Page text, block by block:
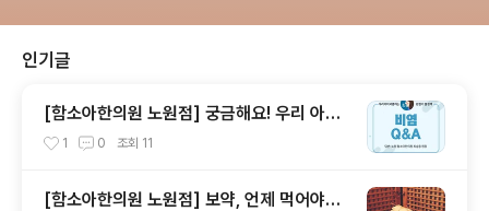
인기글
[함소아한의원 노원점] 궁금해요! 우리 아이
괴롭히는 불청객 비염
1 0 조회 11
[함소아한의원 노원점] 보약, 언제 먹어야되